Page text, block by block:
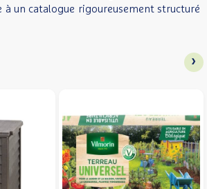
un catalogue rigoureusement structuré
›